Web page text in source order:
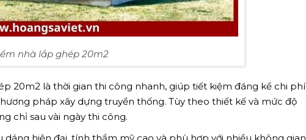
nhà lắp ghép 20m2
20m2 là thời gian thi công nhanh, giúp tiết kiệm đáng kể chi phí
pháp xây dựng truyền thống. Tùy theo thiết kế và mức độ
chỉ sau vài ngày thi công.
hiện đại, tính thẩm mỹ cao và phù hợp với nhiều không gian